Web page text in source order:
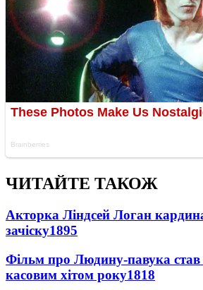
ЧИТАЙТЕ ТАКОЖ
Акторка Ліндсей Логан
зачіску1895
Фільм про Людину-павука
касовим хітом року1818